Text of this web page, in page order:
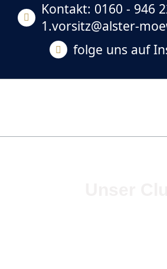
Kontakt: 0160 - 946
1.vorsitz@alster-
folge uns auf